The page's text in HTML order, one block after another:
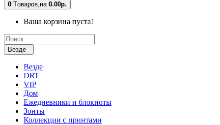
0 Tоваров,на 0.00р.
Ваша корзина пуста!
Везде
Везде
DRT
VIP
Дом
Ежедневники и блокноты
Зонты
Коллекции с принтами